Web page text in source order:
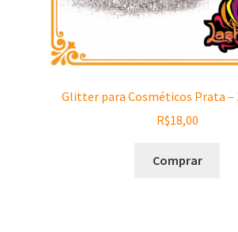
Glitter para Cosméticos Prata –
R$18,00
Comprar